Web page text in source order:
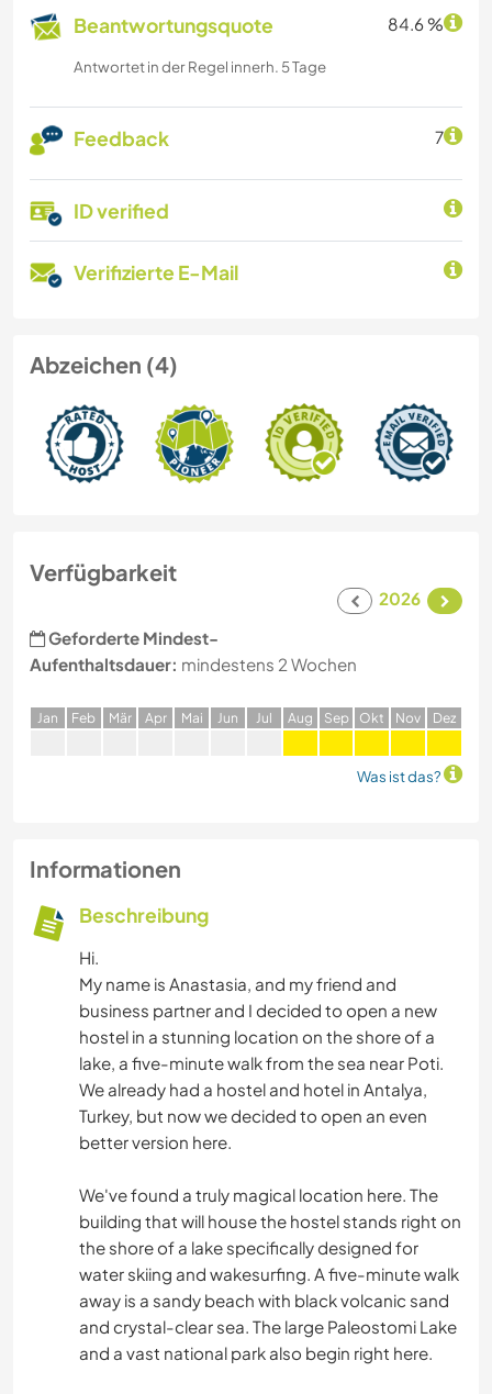
Beantwortungsquote 84.6 %
Antwortet in der Regel innerh. 5 Tage
Feedback 7
ID verified
Verifizierte E-Mail
Abzeichen (4)
Verfügbarkeit
2026
Geforderte Mindest-
Aufenthaltsdauer: mindestens 2 Wochen
Jan Feb Mär Apr Mai Jun Jul Aug Sep Okt Nov Dez
Was ist das?
Informationen
Beschreibung
Hi.
My name is Anastasia, and my friend and
business partner and I decided to open a new
hostel in a stunning location on the shore of a
lake, a five-minute walk from the sea near Poti.
We already had a hostel and hotel in Antalya,
Turkey, but now we decided to open an even
better version here.
We've found a truly magical location here. The
building that will house the hostel stands right on
the shore of a lake specifically designed for
water skiing and wakesurfing. A five-minute walk
away is a sandy beach with black volcanic sand
and crystal-clear sea. The large Paleostomi Lake
and a vast national park also begin right here.